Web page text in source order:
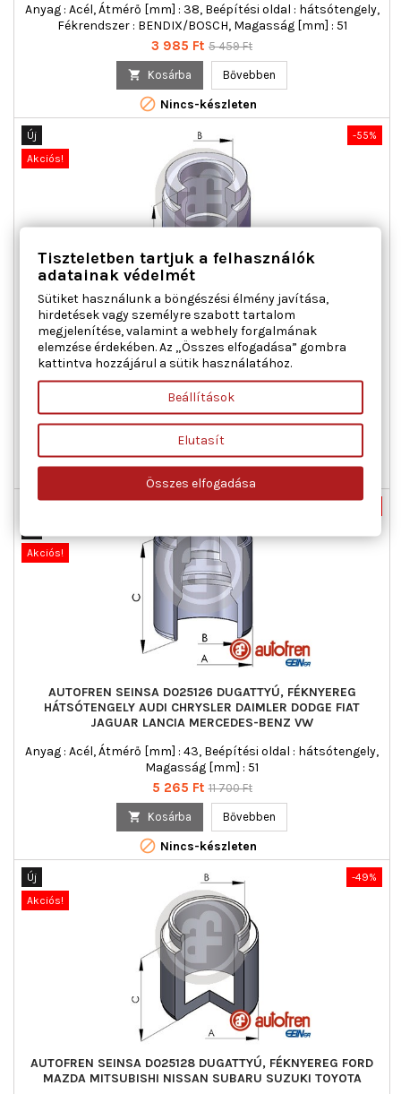
Anyag : Acél, Átmérő [mm] : 38, Beépítési oldal : hátsótengely,
Fékrendszer : BENDIX/BOSCH, Magasság [mm] : 51
Ár
3 985 Ft Normál
5 459 Ft
 Kosárba Bővebben
 Nincs-készleten
-55%
Új
Akciós!
AUTOFREN SEINSA D025125 DUGATTYÚ, FÉKNYEREG
HÁTSÓTENGELY BMW MG VOLVO
Anyag : Acél, Átmérő [mm] : 42, Beépítési oldal : hátsótengely,
Magasság [mm] : 48
Ár
5 481 FtNormál
ár
12 180 Ft
Kosárba Bővebben
Utolsó tételek a raktáron
Akciós!
AUTOFREN SEINSA D025126 DUGATTYÚ, FÉKNYEREG
HÁTSÓTENGELY AUDI CHRYSLER DAIMLER DODGE FIAT
JAGUAR LANCIA MERCEDES-BENZ VW
Anyag : Acél, Átmérő [mm] : 43, Beépítési oldal : hátsótengely,
Magasság [mm] : 51
Ár
5 265 Ft Normál
11 700 Ft
 Kosárba Bővebben
 Nincs-készleten
-49%
Új
Akciós!
AUTOFREN SEINSA D025128 DUGATTYÚ, FÉKNYEREG FORD
MAZDA MITSUBISHI NISSAN SUBARU SUZUKI TOYOTA
Tiszteletben tartjuk a felhasználók
adatainak védelmét
Sütiket használunk a böngészési élmény javítása,
hirdetések vagy személyre szabott tartalom
megjelenítése, valamint a webhely forgalmának
elemzése érdekében. Az „Összes elfogadása” gombra
kattintva hozzájárul a sütik használatához.
Beállítások
Elutasít
Összes elfogadása